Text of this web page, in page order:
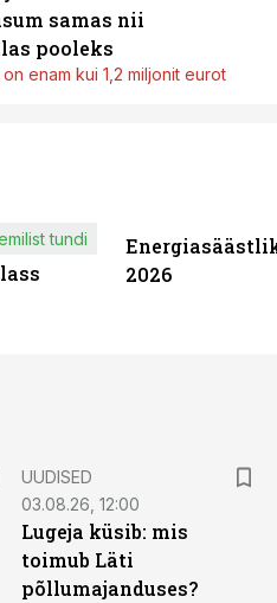
samas nii
pooleks
enam kui 1,2 miljonit eurot
tundi
2026
UUDISED
03.08.26, 12:00
Lugeja küsib: mis
toimub Läti
põllumajanduses?